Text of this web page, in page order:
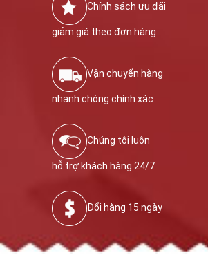
Chính sách ưu đãi
giảm giá theo đơn hàng
Vận chuyển hàng
nhanh chóng chính xác
Chúng tôi luôn
hỗ trợ khách hàng 24/7
Đổi hàng 15 ngày